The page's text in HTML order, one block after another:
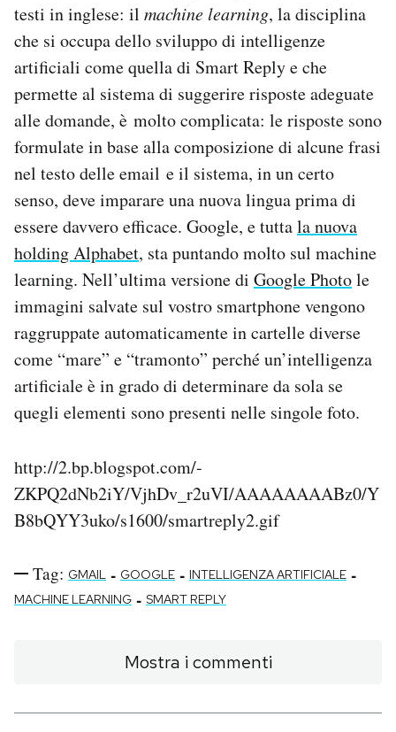
testi in inglese: il machine learning, la disciplina
che si occupa dello sviluppo di intelligenze
artificiali come quella di Smart Reply e che
permette al sistema di suggerire risposte adeguate
alle domande, è molto complicata: le risposte sono
formulate in base alla composizione di alcune frasi
nel testo delle email e il sistema, in un certo
senso, deve imparare una nuova lingua prima di
essere davvero efficace. Google, e tuttala nuova
holding Alphabet, sta puntando molto sul machine
learning. Nell’ultima versione di Google Photole
immagini salvate sul vostro smartphone vengono
raggruppate automaticamente in cartelle diverse
come “mare” e “tramonto” perché un’intelligenza
artificiale è in grado di determinare da sola se
quegli elementi sono presenti nelle singole foto.
http://2.bp.blogspot.com/-
ZKPQ2dNb2iY/VjhDv_r2uVI/AAAAAAAABz0/Y
B8bQYY3uko/s1600/smartreply2.gif
Tag: GMAIL - GOOGLE - INTELLIGENZA ARTIFICIALE -
MACHINE LEARNING - SMART REPLY
Mostra i commenti